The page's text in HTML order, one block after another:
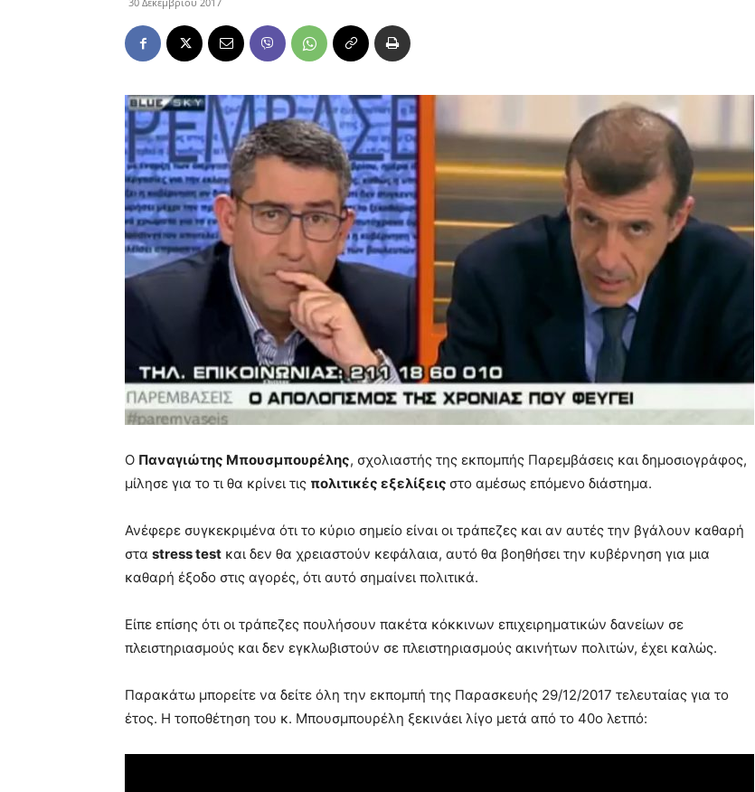
Ο Παναγιώτης Μπουσμπουρέλης, σχολιαστής της εκπομπής Παρεμβάσεις και δημοσιογράφος,
μίλησε για το τι θα κρίνει τις πολιτικές εξελίξεις στο αμέσως επόμενο διάστημα.
Ανέφερε συγκεκριμένα ότι το κύριο σημείο είναι οι τράπεζες και αν αυτές την βγάλουν καθαρή
στα stress test και δεν θα χρειαστούν κεφάλαια, αυτό θα βοηθήσει την κυβέρνηση για μια
καθαρή έξοδο στις αγορές, ότι αυτό σημαίνει πολιτικά.
Είπε επίσης ότι οι τράπεζες πουλήσουν πακέτα κόκκινων επιχειρηματικών δανείων σε
πλειστηριασμούς και δεν εγκλωβιστούν σε πλειστηριασμούς ακινήτων πολιτών, έχει καλώς.
Παρακάτω μπορείτε να δείτε όλη την εκπομπή της Παρασκευής 29/12/2017 τελευταίας για το
έτος. Η τοποθέτηση του κ. Μπουσμπουρέλη ξεκινάει λίγο μετά από το 40ο λετπό: